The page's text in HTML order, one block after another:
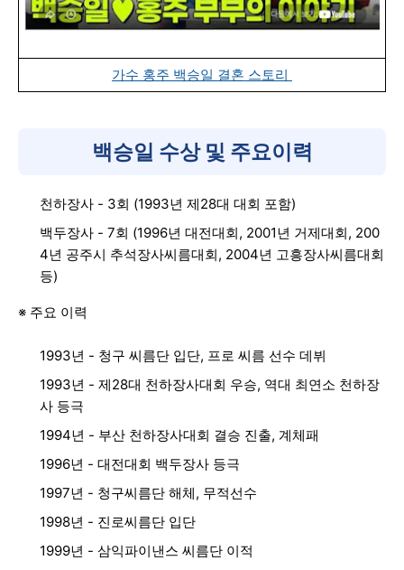
가수 홍주 백승일 결혼 스토리
백승일 수상 및 주요이력
천하장사 - 3회 (1993년 제28대 대회 포함)
백두장사 - 7회 (1996년 대전대회, 2001년 거제대회, 200
4년 공주시 추석장사씨름대회, 2004년 고흥장사씨름대회
등)
※ 주요 이력
1993년 - 청구 씨름단 입단, 프로 씨름 선수 데뷔
1993년 - 제28대 천하장사대회 우승, 역대 최연소 천하장
사 등극
1994년 - 부산 천하장사대회 결승 진출, 계체패
1996년 - 대전대회 백두장사 등극
1997년 - 청구씨름단 해체, 무적선수
1998년 - 진로씨름단 입단
1999년 - 삼익파이낸스 씨름단 이적